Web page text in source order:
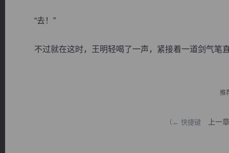
“去！”
不过就在这时，王明轻喝了一声，紧接着一道剑气笔
推
（← 快捷键 上一章